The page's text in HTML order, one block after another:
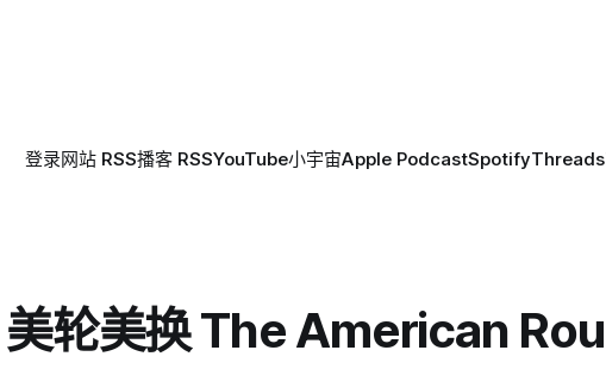
登录网站 RSS播客 RSSYouTube小宇宙Apple PodcastSpotifyThreads
美轮美换 The American